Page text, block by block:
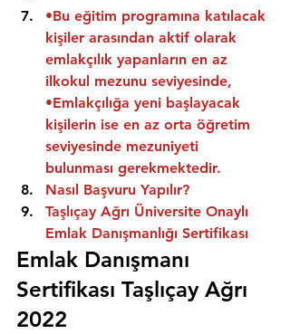
•Bu eğitim programına katılacak
kişiler arasından aktif olarak
emlakçılık yapanların en az
ilkokul mezunu seviyesinde,
•Emlakçılığa yeni başlayacak
kişilerin ise en az orta öğretim
seviyesinde mezuniyeti
bulunması gerekmektedir.
Nasıl Başvuru Yapılır?
Taşlıçay Ağrı Üniversite Onaylı
Emlak Danışmanlığı Sertifikası
Emlak Danışmanı
Sertifikası Taşlıçay Ağrı
2022